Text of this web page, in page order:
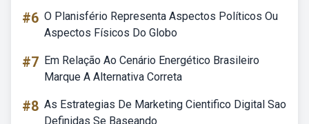
#6 O Planisfério Representa Aspectos Políticos Ou
Aspectos Físicos Do Globo
#7 Em Relação Ao Cenário Energético Brasileiro
Marque A Alternativa Correta
#8 As Estrategias De Marketing Cientifico Digital Sao
Definidas Se Baseando